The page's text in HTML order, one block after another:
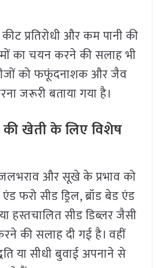
प्रतिरोधी और कम पानी की
का चयन करने की सलाह भी
को फफूंदनाशक और जैव
जरूरी बताया गया है।
खेती के लिए विशेष
और सूखे के प्रभाव को
फरो सीड ड्रिल, ब्रॉड बेड एंड
हस्तचालित सीड डिब्लर जैसी
की सलाह दी गई है। वहीं
या सीधी बुवाई अपनाने से